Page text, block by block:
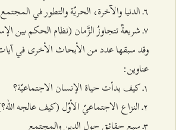
٦ـالدنيا والآخرة، الحريّة والتطور في
۷ـشريعةٌ تتجاوزُ الزَّمان (نظام الحكم بين
وقد سبقها عدد من الأبحاث الأخرى في
عناوين:
۱ـكيف بدأت حياة الإنسان الاجتماعيّة؟
٢ـالنزاعالاجتماعيّ الأوّل(كيف عالجه
٣ـسبع حقائق حول الدين والمجتمع